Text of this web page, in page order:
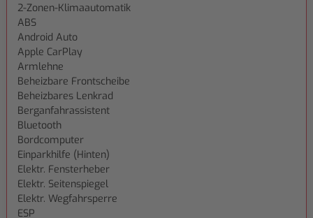
2-Zonen-Klimaautomatik
ABS
Android Auto
Apple CarPlay
Armlehne
Beheizbare Frontscheibe
Beheizbares Lenkrad
Berganfahrassistent
Bluetooth
Bordcomputer
Einparkhilfe (Hinten)
Elektr. Fensterheber
Elektr. Seitenspiegel
Elektr. Wegfahrsperre
ESP